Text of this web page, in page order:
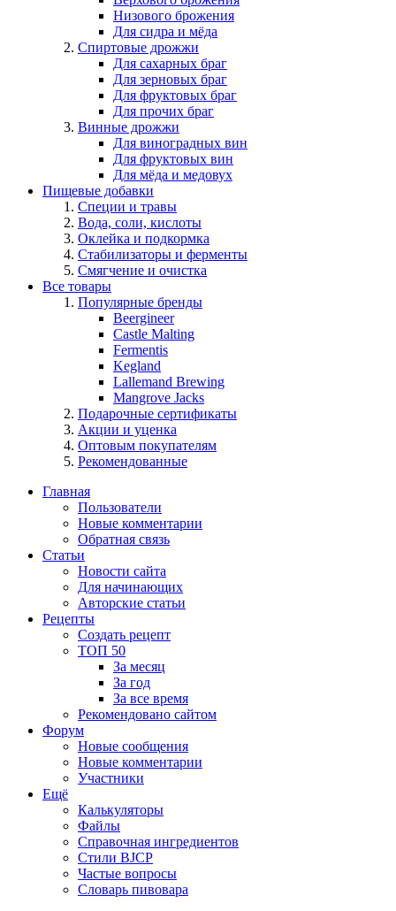
Низового брожения
Для сидра и мёда
Спиртовые дрожжи
Для сахарных браг
Для зерновых браг
Для фруктовых браг
Для прочих браг
Винные дрожжи
Для виноградных вин
Для фруктовых вин
Для мёда и медовух
Пищевые добавки
Специи и травы
Вода, соли, кислоты
Оклейка и подкормка
Стабилизаторы и ферменты
Смягчение и очистка
Все товары
Популярные бренды
Beergineer
Castle Malting
Fermentis
Kegland
Lallemand Brewing
Mangrove Jacks
Подарочные сертификаты
Акции и уценка
Оптовым покупателям
Рекомендованные
Главная
Пользователи
Новые комментарии
Обратная связь
Статьи
Новости сайта
Для начинающих
Авторские статьи
Рецепты
Создать рецепт
ТОП 50
За месяц
За год
За все время
Рекомендовано сайтом
Форум
Новые сообщения
Новые комментарии
Участники
Ещё
Калькуляторы
Файлы
Справочная ингредиентов
Стили BJCP
Частые вопросы
Словарь пивовара